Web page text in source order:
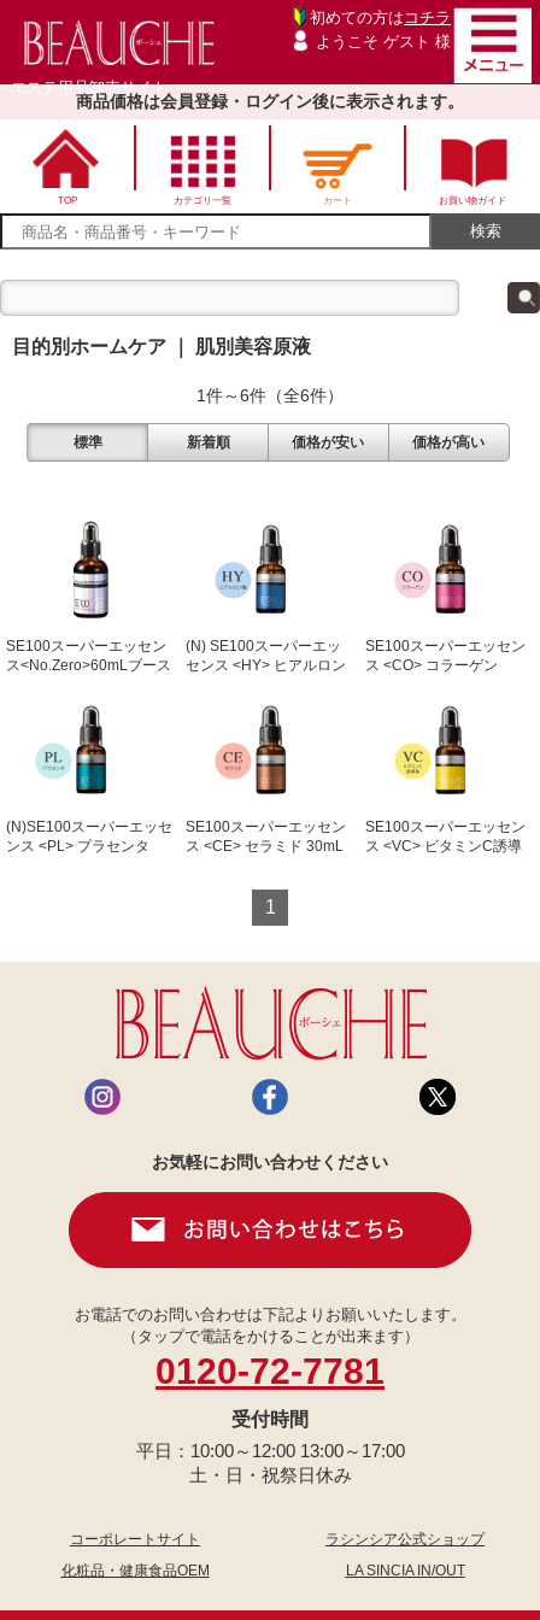
エステ用品卸売サイト
初めての方は コチラ
ようこそ ゲスト 様
商品価格は会員登録・ログイン後に表示されます。
TOP カテゴリ一覧 カート お買い物ガイド
目的別ホームケア ｜ 肌別美容原液
1件～6件（全6件）
標準 新着順 価格が安い 価格が高い
SE100スーパーエッセン
ス<No.Zero>60mLブース
(N) SE100スーパーエッ
センス <HY> ヒアルロン
SE100スーパーエッセン
ス <CO> コラーゲン
(N)SE100スーパーエッセ
ンス <PL> プラセンタ
SE100スーパーエッセン
ス <CE> セラミド 30mL
SE100スーパーエッセン
ス <VC> ビタミンC誘導
1
お気軽にお問い合わせください
お電話でのお問い合わせは下記よりお願いいたします。
（タップで電話をかけることが出来ます）
0120-72-7781
受付時間
平日：10:00～12:00 13:00～17:00
土・日・祝祭日休み
コーポレートサイト
ラシンシア公式ショップ
化粧品・健康食品OEM
LA SINCIA IN/OUT